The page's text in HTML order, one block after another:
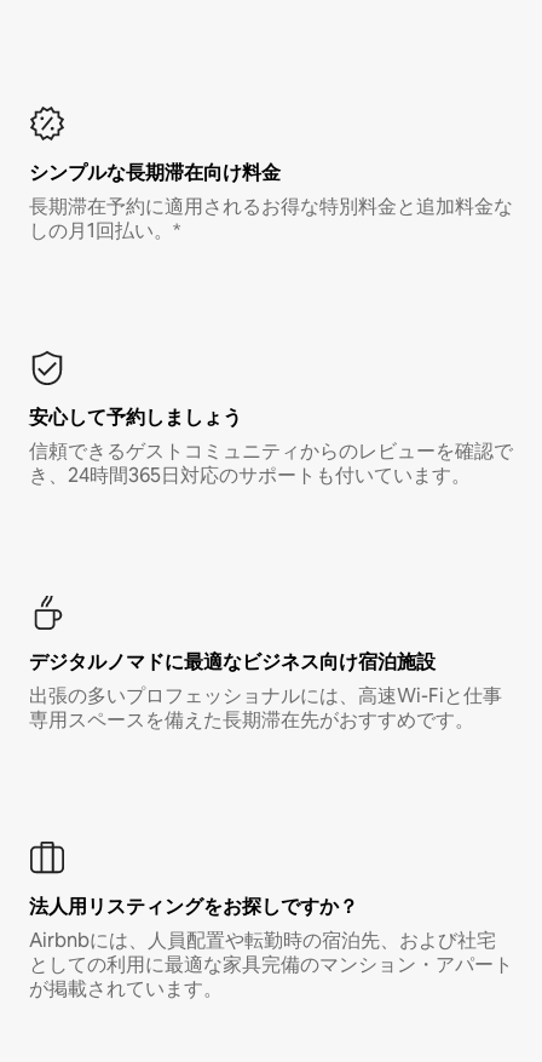
シンプルな長期滞在向け料金
長期滞在予約に適用されるお得な特別料金と追加料金な
しの月1回払い。*
安心して予約しましょう
信頼できるゲストコミュニティからのレビューを確認で
き、24時間365日対応のサポートも付いています。
デジタルノマド⁠に最⁠適⁠なビ⁠ジ⁠ネ⁠ス⁠向⁠け宿⁠泊⁠施⁠設
出張の多いプロフェッショナルには、高速Wi-Fiと仕事
専用スペースを備えた長期滞在先がおすすめです。
法人用リスティングをお探しですか？
Airbnbには、人員配置や転勤時の宿泊先、および社宅
としての利用に最適な家具完備のマンション・アパート
が掲載されています。